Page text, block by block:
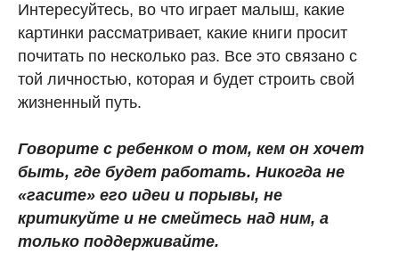
Интересуйтесь, во что играет малыш, какие
картинки рассматривает, какие книги просит
почитать по несколько раз. Все это связано с
той личностью, которая и будет строить свой
жизненный путь.
Говорите с ребенком о том, кем он хочет
быть, где будет работать. Никогда не
«гасите» его идеи и порывы, не
критикуйте и не смейтесь над ним, а
только поддерживайте.